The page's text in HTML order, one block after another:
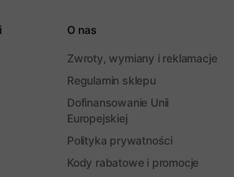
O nas
Zwroty, wymiany i reklamacje
Regulamin sklepu
Dofinansowanie Unii
Europejskiej
Polityka prywatności
Kody rabatowe i promocje